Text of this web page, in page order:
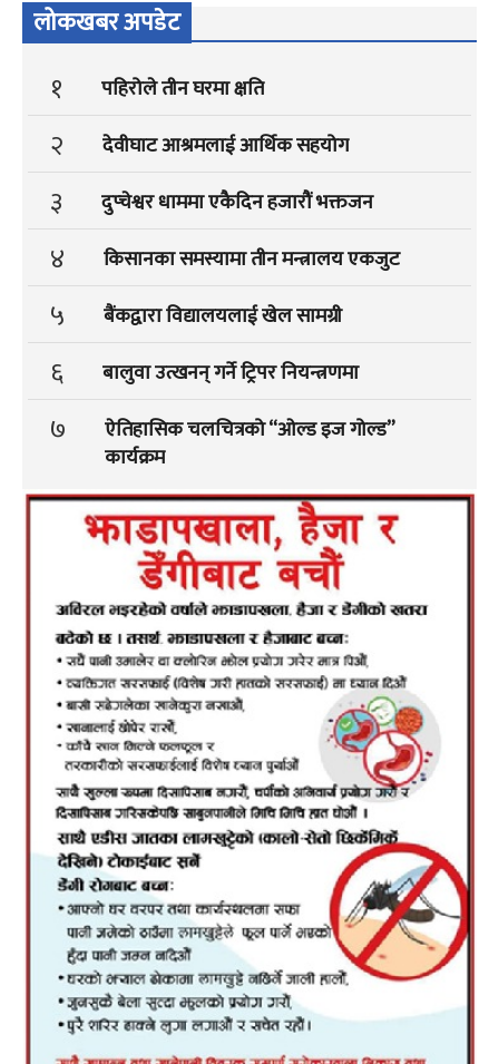
लोकखबर अपडेट
१ पहिरोले तीन घरमा क्षति
२ देवीघाट आश्रमलाई आर्थिक सहयोग
३ दुप्चेश्वर धाममा एकैदिन हजारौं भक्तजन
४ किसानका समस्यामा तीन मन्त्रालय एकजुट
५ बैंकद्वारा विद्यालयलाई खेल सामग्री
६ बालुवा उत्खनन् गर्ने ट्रिपर नियन्त्रणमा
७
ऐतिहासिक चलचित्रको “ओल्ड इज गोल्ड”
कार्यक्रम